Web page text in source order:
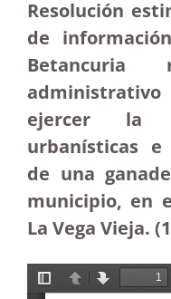
Resolución
de
ejercer la
urbanísticas
de una
municipio, en
La Vega Vieja.